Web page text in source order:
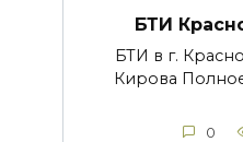
БТИ
БТИ в г.
Кирова
0